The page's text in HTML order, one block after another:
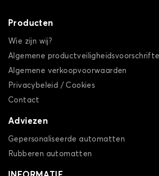
Producten
Wie zijn wij?
Algemene
Algemene verkoopvoorwaarden
Privacybeleid / Cookies
Contact
Adviezen
Gepersonaliseerde automatten
Rubberen automatten